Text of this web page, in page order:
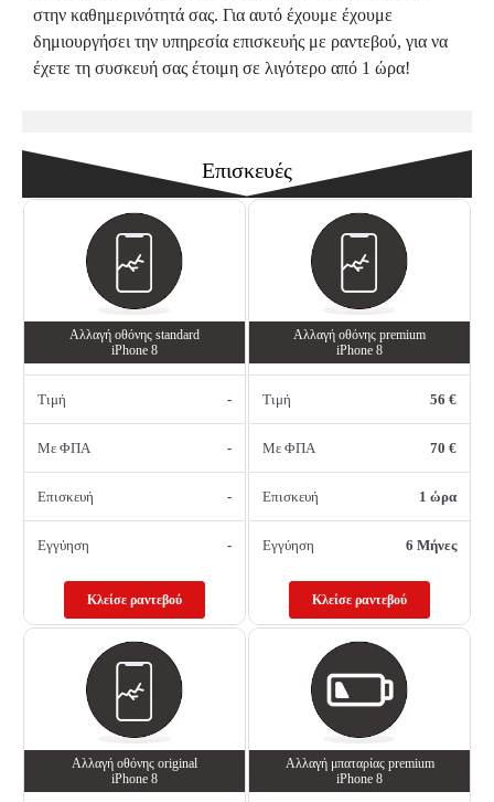
στην καθημερινότητά σας. Για αυτό έχουμε έχουμε
δημιουργήσει την υπηρεσία επισκευής με ραντεβού, για να
έχετε τη συσκευή σας έτοιμη σε λιγότερο από 1 ώρα!
Επισκευές
Αλλαγή οθόνης standard
iPhone 8
Τιμή -
Με ΦΠΑ -
Επισκευή -
Εγγύηση -
Κλείσε ραντεβού
Αλλαγή οθόνης premium
iPhone 8
Τιμή 56 €
Με ΦΠΑ 70 €
Επισκευή 1 ώρα
Εγγύηση 6 Μήνες
Κλείσε ραντεβού
Αλλαγή oθόνης οriginal
iPhone 8
Αλλαγή μπαταρίας premium
iPhone 8